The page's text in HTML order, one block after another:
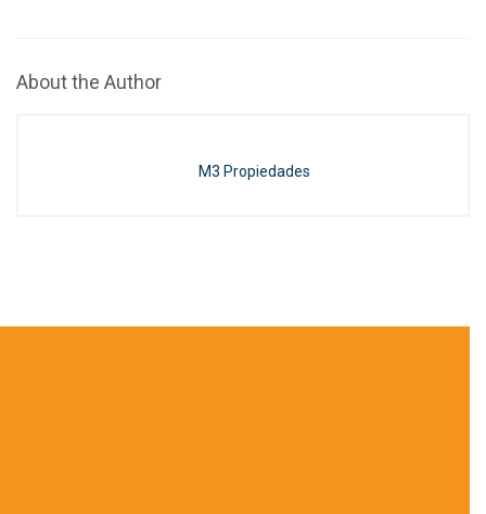
About the Author
M3 Propiedades